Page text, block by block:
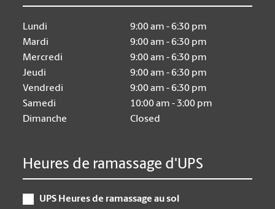
Lundi
9:00 am - 6:30 pm
Mardi
9:00 am - 6:30 pm
Mercredi
9:00 am - 6:30 pm
Jeudi
9:00 am - 6:30 pm
Vendredi
9:00 am - 6:30 pm
Samedi
10:00 am - 3:00 pm
Dimanche
Closed
Heures de ramassage d'UPS
UPS Heures de ramassage au sol